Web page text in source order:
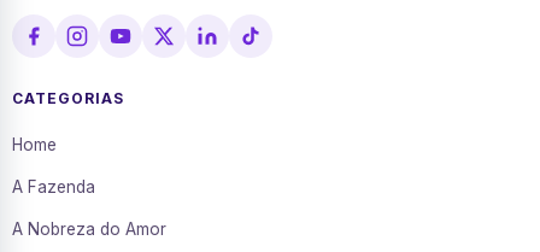
CATEGORIAS
Home
A Fazenda
A Nobreza do Amor